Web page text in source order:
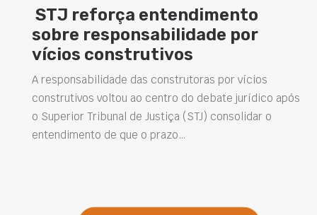
vícios
jurídico após
o
Concretos aditivados e
elevam desempenho das
estruturas e
soluções na construção
Projetar estruturas mais duráveis, reduzir
intervenções de manutenção e melhorar o
desempenho das obras são desafios cada